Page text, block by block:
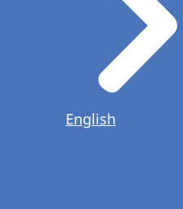
English